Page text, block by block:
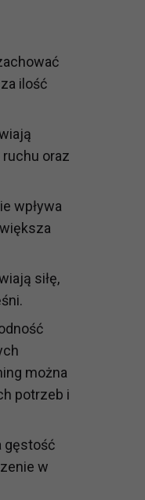
ilość
oraz
wpływa
siłę,
można
potrzeb i
gęstość
w